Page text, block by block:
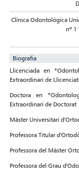
Clínica Odontológica
nº 1
Biografia
Llicenciada en
Extraordinari de
Doctora en
Extraordinari de Doctorat
Màster Universitari
Professora Titular
Professora del Màster
Professora del Grau